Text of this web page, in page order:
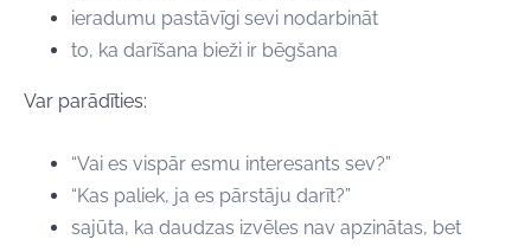
ieradumu pastāvīgi sevi nodarbināt
to, ka darīšana bieži ir bēgšana
Var parādīties:
“Vai es vispār esmu interesants sev?”
“Kas paliek, ja es pārstāju darīt?”
sajūta, ka daudzas izvēles nav apzinātas, bet